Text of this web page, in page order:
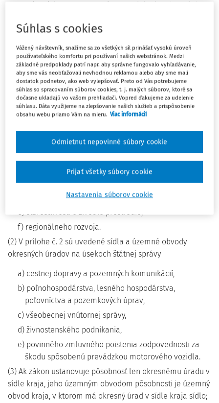
upravuje ministerstvo smernicou po dohode s ústredným
štátnej správy uskutočňovaný odborom okresného úradu.
§ 3
Sídla a územné obvody okresných úradov
(1) V prílohe č. 1 sú uvedené sídla a územné obvody
okresných úradov na úsekoch štátnej správy
a) civilnej ochrany obyvateľstva a riadenia štátu v
krízových situáciách mimo času vojny a vojnového
stavu,
b) hospodárskej mobilizácie,
c) katastra nehnuteľností,
d) obrany štátu,
e) starostlivosti o životné prostredie,
f) regionálneho rozvoja.
(2) V prílohe č. 2 sú uvedené sídla a územné obvody
okresných úradov na úsekoch štátnej správy
a) cestnej dopravy a pozemných komunikácií,
b) poľnohospodárstva, lesného hospodárstva,
poľovníctva a pozemkových úprav,
c) všeobecnej vnútornej správy,
d) živnostenského podnikania,
e) povinného zmluvného poistenia zodpovednosti za
škodu spôsobenú prevádzkou motorového vozidla.
(3) Ak zákon ustanovuje pôsobnosť len okresnému úradu v
sídle kraja, jeho územným obvodom pôsobnosti je územný
obvod kraja, v ktorom má okresný úrad v sídle kraja sídlo;
Súhlas s cookies
Vážený návštevník, snažíme sa zo všetkých síl prinášať vysokú úroveň
používateľského komfortu pri používaní našich webstránok. Medzi
základné predpoklady patrí napr. aby správne fungovalo vyhľadávanie,
aby sme vás neobťažovali nevhodnou reklamou alebo aby sme mali
dostatok podnetov, ako web vylepšovať. Preto od Vás potrebujeme
súhlas so spracovaním súborov cookies, t. j. malých súborov, ktoré sa
dočasne ukladajú vo vašom prehliadači. Vopred ďakujeme za udelenie
súhlasu. Dáta využijeme na zlepšovanie našich služieb a prispôsobenie
obsahu webu priamo Vám na mieru. Viac informácií
Nastavenia súborov cookie
Odmietnut nepovinné súbory cookie
Prijať všetky súbory cookie